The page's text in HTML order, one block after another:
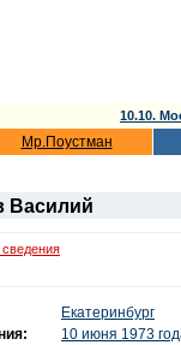
10.10.
Мр.Поустман
Василий
Екатеринбург
10 июня 1973